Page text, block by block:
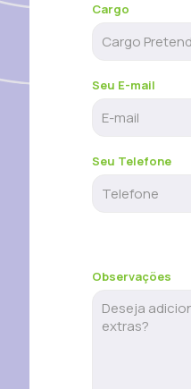
Cargo
Seu E-mail
Seu Telefone
Observações